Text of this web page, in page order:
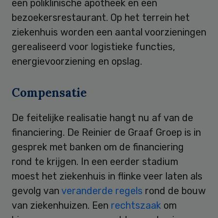
een poliklinische apotheek en een
bezoekersrestaurant. Op het terrein het
ziekenhuis worden een aantal voorzieningen
gerealiseerd voor logistieke functies,
energievoorziening en opslag.
Compensatie
De feitelijke realisatie hangt nu af van de
financiering. De Reinier de Graaf Groep is in
gesprek met banken om de financiering
rond te krijgen. In een eerder stadium
moest het ziekenhuis in flinke veer laten als
gevolg van veranderde regels rond de bouw
van ziekenhuizen. Een rechtszaak om